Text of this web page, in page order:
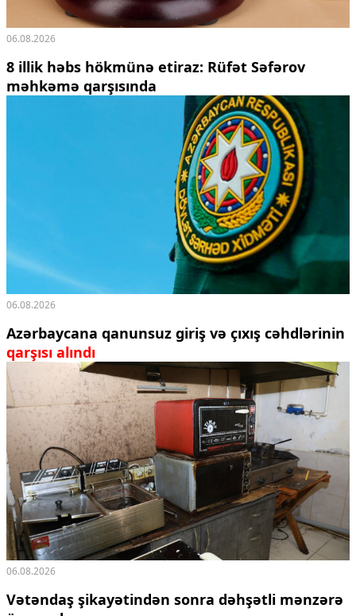
06.08.2026
8 illik həbs hökmünə etiraz: Rüfət Səfərov
məhkəmə qarşısında
06.08.2026
Azərbaycana qanunsuz giriş və çıxış cəhdlərinin
qarşısı alındı
06.08.2026
Vətəndaş şikayətindən sonra dəhşətli mənzərə